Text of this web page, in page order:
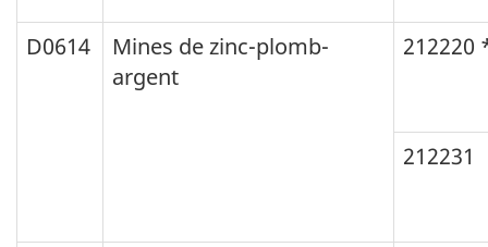
D0614
Mines de zinc-plomb-
argent
212220
212231